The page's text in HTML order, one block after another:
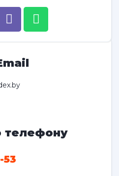
телефону
53